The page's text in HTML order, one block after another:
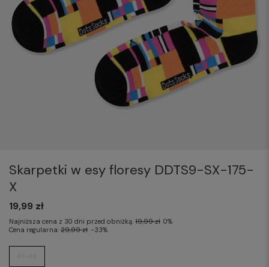
Skarpetki w esy floresy DDTS9-SX-175-
X
19,99 zł
Najniższa cena z 30 dni przed obniżką: 19,99 zł 0%
Cena regularna: 29,99 zł -33%